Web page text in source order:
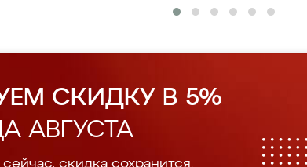
СКИДКУ В 5%
АВГУСТА
сейчас, скидка сохранится.